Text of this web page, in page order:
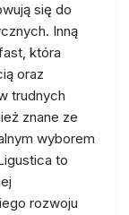
się do
Inną
która
oraz
trudnych
znane ze
wyborem
to
rozwoju